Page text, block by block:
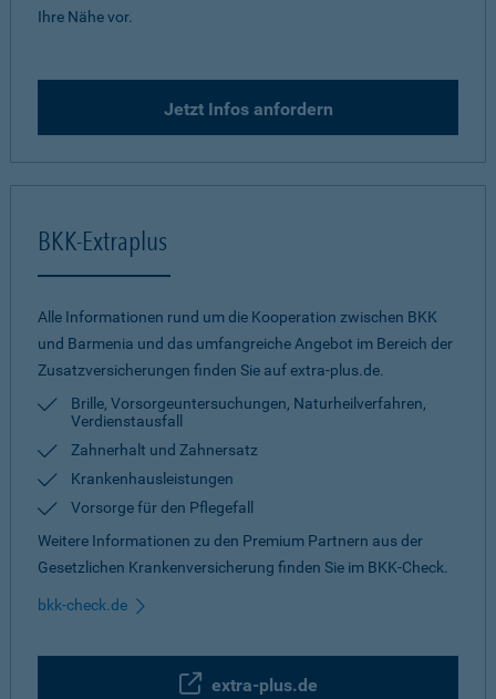
Ihre Nähe vor.
Jetzt Infos anfordern
BKK-Extraplus
Alle Informationen rund um die Kooperation zwischen BKK
und Barmenia und das umfangreiche Angebot im Bereich der
Zusatzversicherungen finden Sie auf extra-plus.de.
Brille, Vorsorgeuntersuchungen, Naturheilverfahren,
Verdienstausfall
Zahnerhalt und Zahnersatz
Krankenhausleistungen
Vorsorge für den Pflegefall
Weitere Informationen zu den Premium Partnern aus der
Gesetzlichen Krankenversicherung finden Sie im BKK-Check.
bkk-check.de
extra-plus.de